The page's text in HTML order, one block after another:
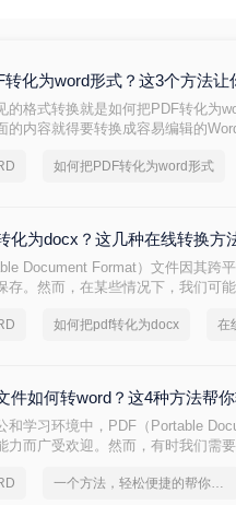
转化为word形式？这3个方法让
的格式转换就是如何把PDF转化为
的内容就得要转换成容易编辑的
如何把PDF转化为word形式
化为docx？这几种在线转换方
Document Format）文件因其跨
存。然而，在某些情况下，我们可
将PDF转化为DOCX的方法，帮助
如何把pdf转化为docx 在
件如何转word？这4种方法帮你
和学习环境中，PDF（Portable
力而广受欢迎。然而，有时我们需
为Word文档的方法，并探讨各自的
一个方法，轻松便捷的帮你搞定pdf转word！